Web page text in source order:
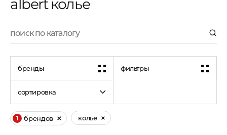
albert колье
бренды фильтры
сортировка
1 брендов колье